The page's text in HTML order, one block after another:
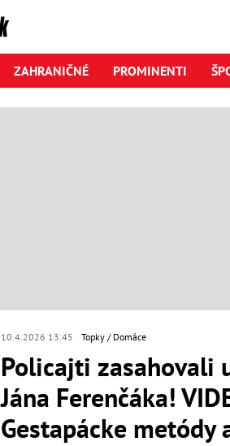
ZAHRANIČNÉ PROMINENTI
10.4.2026 13:45 Topky Domáce
Policajti zasahovali
Jána Ferenčáka!
Gestapácke metódy